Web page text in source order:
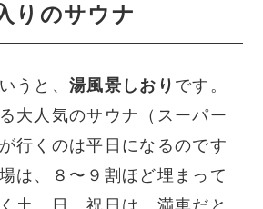
りのサウナ
うと、湯風景しおり です。
大人気のサウナ（スーパー
行くのは平日になるのです
は、８〜９割ほど埋まって
土、日、祝日は、満車だと